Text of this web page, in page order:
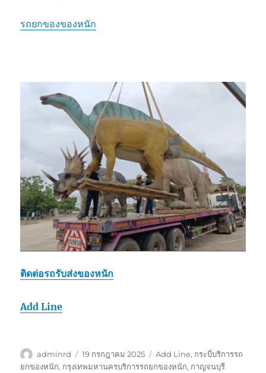
รถยกของของหนัก
ติดต่อรถรับส่งของหนัก
Add Line
ผู้
เขียน
adminrd
เขียน
เมื่อ
19 กรกฎาคม 2025
ป้าย
กำกับ
Add Line, กระบี่บริการรถ
ยกของหนัก, กรุงเทพมหานครบริการรถยกของหนัก, กาญจนบุรี